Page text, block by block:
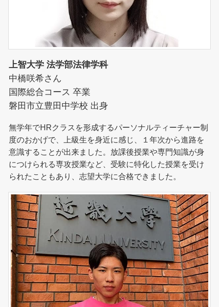
上智大学 法学部法律学科
中橋咲希さん
国際総合コース 卒業
磐田市立豊田中学校 出身
無学年でHRクラスを形成するパーソナルティーチャー制
度のおかげで、上級生を身近に感じ、１年次から進路を
意識することが出来ました。放課後授業や専門知識が身
につけられる専攻授業など、受験に特化した授業を受け
られたこともあり、志望大学に合格できました。